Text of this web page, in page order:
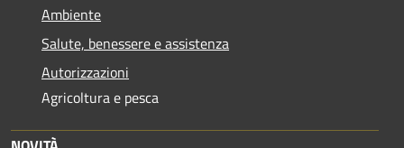
Ambiente
Salute, benessere e assistenza
Autorizzazioni
Agricoltura e pesca